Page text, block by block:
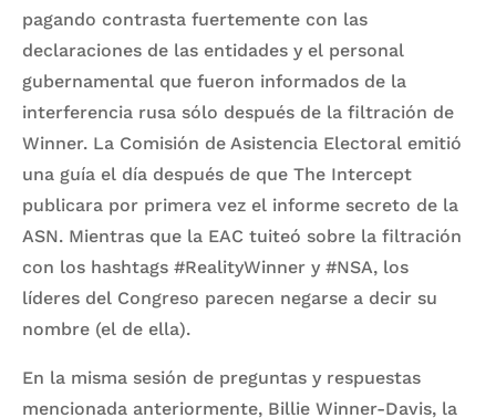
pagando contrasta fuertemente con las
declaraciones de las entidades y el personal
gubernamental que fueron informados de la
interferencia rusa sólo después de la filtración de
Winner. La Comisión de Asistencia Electoral emitió
una guía el día después de que The Intercept
publicara por primera vez el informe secreto de la
ASN. Mientras que la EAC tuiteó sobre la filtración
con los hashtags #RealityWinner y #NSA, los
líderes del Congreso parecen negarse a decir su
nombre (el de ella).
En la misma sesión de preguntas y respuestas
mencionada anteriormente, Billie Winner-Davis, la